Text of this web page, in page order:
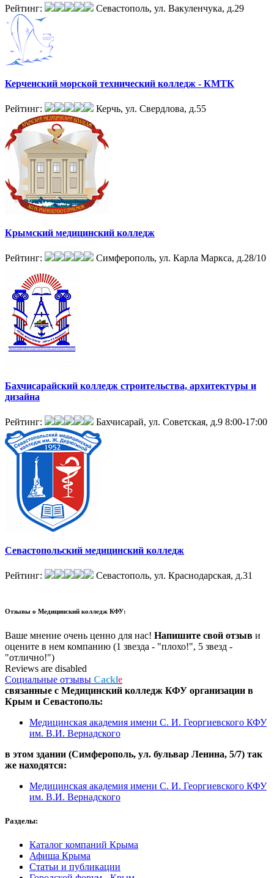
Рейтинг: Севастополь, ул. Вакуленчука, д.29
Керченский морской технический колледж - КМТК
Рейтинг: Керчь, ул. Свердлова, д.55
Крымский медицинский колледж
Рейтинг: Симферополь, ул. Карла Маркса, д.28/10
Бахчисарайский колледж строительства, архитектуры и
дизайна
Рейтинг: Бахчисарай, ул. Советская, д.9 8:00-17:00
Севастопольский медицинский колледж
Рейтинг: Севастополь, ул. Краснодарская, д.31
Отзывы о Медицинский колледж КФУ:
Ваше мнение очень ценно для нас! Напишите свой отзыв и
оцените в нем компанию (1 звезда - "плохо!", 5 звезд -
"отлично!")
Reviews are disabled
Социальные отзывы Cackle
связанные с Медицинский колледж КФУ организации в
Крым и Севастополь:
Медицинская академия имени С. И. Георгиевского КФУ
им. В.И. Вернадского
в этом здании (Симферополь, ул. бульвар Ленина, 5/7) так
же находятся:
Медицинская академия имени С. И. Георгиевского КФУ
им. В.И. Вернадского
Разделы:
Каталог компаний Крыма
Афиша Крыма
Статьи и публикации